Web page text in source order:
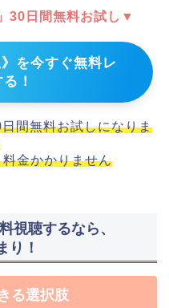
30日間無料お試し▼
を今すぐ無料レ
！
間無料お試しになりま
金かかりません
視聴するなら、
り！
る選択肢